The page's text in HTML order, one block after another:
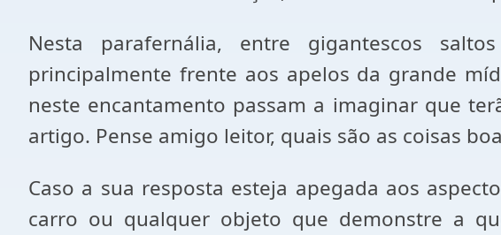
Nesta parafernália, entre gigantescos
principalmente frente aos apelos da grande
neste encantamento passam a imaginar que
artigo. Pense amigo leitor, quais são as coisas
Caso a sua resposta esteja apegada aos
carro ou qualquer objeto que demonstre a